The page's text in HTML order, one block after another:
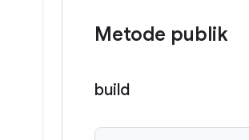
Metode publik
build